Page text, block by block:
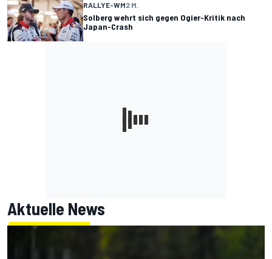
RALLYE-WM2 M.
Solberg wehrt sich gegen Ogier-Kritik nach
Japan-Crash
Aktuelle News